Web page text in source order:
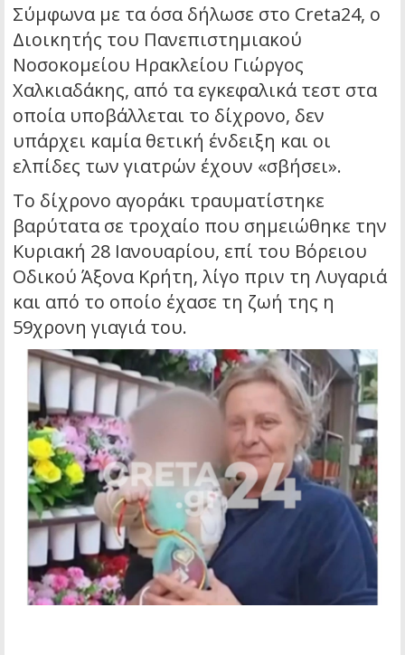
Σύμφωνα με τα όσα δήλωσε στο Creta24, ο
Διοικητής του Πανεπιστημιακού
Νοσοκομείου Ηρακλείου Γιώργος
Χαλκιαδάκης, από τα εγκεφαλικά τεστ στα
οποία υποβάλλεται το δίχρονο, δεν
υπάρχει καμία θετική ένδειξη και οι
ελπίδες των γιατρών έχουν «σβήσει».
Το δίχρονο αγοράκι τραυματίστηκε
βαρύτατα σε τροχαίο που σημειώθηκε την
Κυριακή 28 Ιανουαρίου, επί του Βόρειου
Οδικού Άξονα Κρήτη, λίγο πριν τη Λυγαριά
και από το οποίο έχασε τη ζωή της η
59χρονη γιαγιά του.